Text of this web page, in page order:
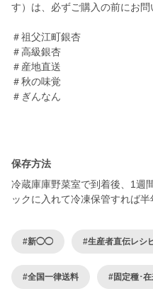
す）は、必ずご購入の前にお問
＃祖父江町銀杏
＃高級銀杏
＃産地直送
＃秋の味覚
＃ぎんなん
保存方法
冷蔵庫庫野菜室で到着後、1
ックに入れて冷凍保管すれば半
#新◯◯ #生産者直伝レシ
#全国一律送料 #固定種･